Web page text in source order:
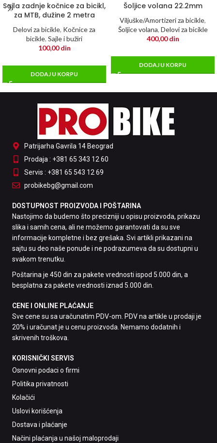
Sajla zadnje kočnice za bicikl,
za MTB, dužine 2 metra
Delovi za bicikle, Kočnice za
bicikle, Sajle i bužiri
100,00din
DODAJ U KORPU
Šoljice volana 22.2mm
Viljuške/Amortizeri za bicikle,
Šoljice volana, Delovi za bicikle
400,00din
DODAJ U KORPU
Patrijarha Gavrila 14 Beograd
Prodaja : +381 65 343 12 60
Servis : +381 65 543 12 69
probikebg@gmail.com
DOSTUPNOST PROIZVODA I POŠTARINA
Nastojimo da budemo što precizniji u opisu proizvoda, prikazu
slika i samih cena, ali ne možemo garantovati da su sve
informacije kompletne i bez grešaka. Svi artikli prikazani na
sajtu su deo naše ponude i ne podrazumeva da su dostupni u
svakom trenutku.
Poštarina je 450 din za pakete vrednosti ispod 5.000 din, a
besplatna za pakete vrednosti iznad 5.000 din.
CENE I ONLINE PLAĆANJE
Sve cene su sa uračunatim PDV-om. PDV na artikle u prodaji je
20% i uračunat je u cenu proizvoda. Nemamo dodatnih i
skrivenih troškova.
KORISNIČKI SERVIS
Osnovni podaci o firmi
Politika privatnosti
Kolačići
Uslovi korišćenja
Dostava i plaćanje
Načini plaćanja u našoj maloprodaji